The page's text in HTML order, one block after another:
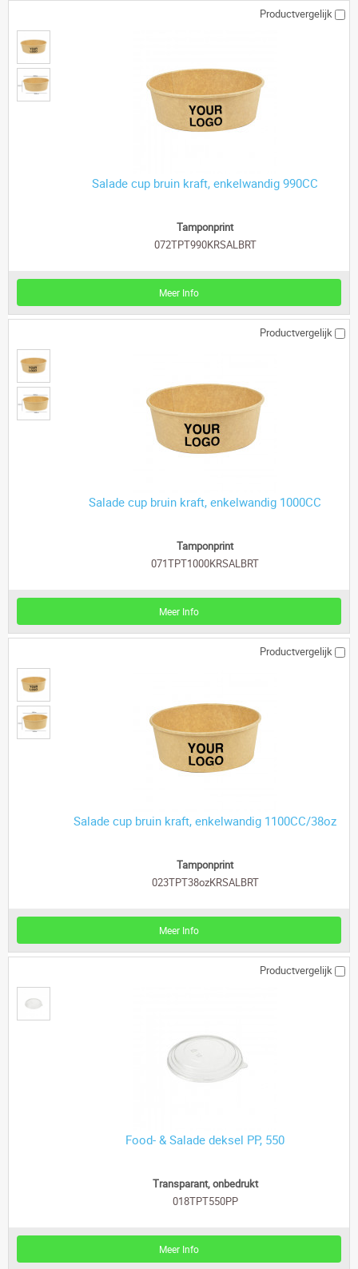
Productvergelijk
Salade cup bruin kraft, enkelwandig 990CC
Tamponprint
072TPT990KRSALBRT
Meer Info
Productvergelijk
Salade cup bruin kraft, enkelwandig 1000CC
Tamponprint
071TPT1000KRSALBRT
Meer Info
Productvergelijk
Salade cup bruin kraft, enkelwandig 1100CC/38oz
Tamponprint
023TPT38ozKRSALBRT
Meer Info
Productvergelijk
Food- & Salade deksel PP, 550
Transparant, onbedrukt
018TPT550PP
Meer Info